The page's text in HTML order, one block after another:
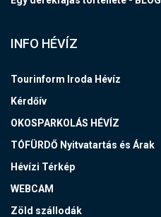
INFO HÉVÍZ
Tourinform Iroda Hévíz
Kérdőív
OKOSPARKOLÁS HÉVÍZ
TÓFÜRDŐ Nyitvatartás és Árak
Hévízi Térkép
WEBCAM
Zöld szállodák